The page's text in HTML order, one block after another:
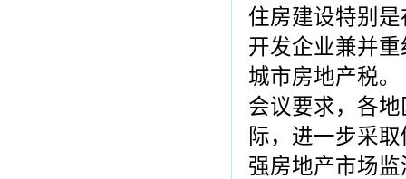
住房建设特别
开发企业兼并
城市房地产税。
会议要求，各
际，进一步采
强房地产市场